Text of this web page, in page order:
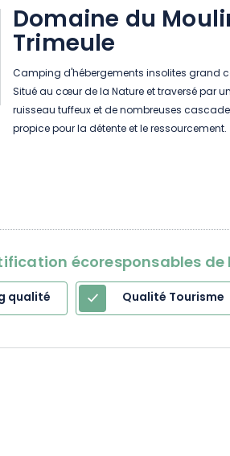
Domaine du
Trimeule
Camping d'hébergements insolites grand
Situé au cœur de la Nature et traversé par
ruisseau tuffeux et de nombreuses
propice pour la détente et le ressourcement.
écoresponsables
qualité Qualité Tourisme